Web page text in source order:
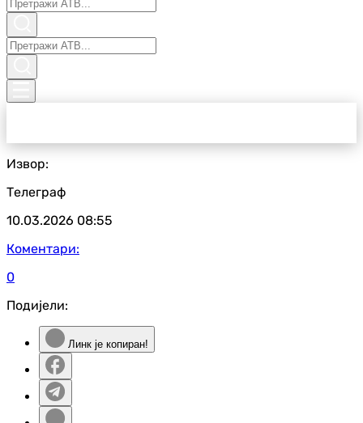
Извор:
Телеграф
10.03.2026 08:55
Коментари:
0
Подијели:
Линк је копиран!